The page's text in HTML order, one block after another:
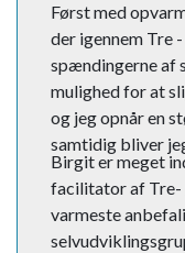
Først med
der igennem Tre
spændingerne af
mulighed for at
og jeg opnår en
samtidig bliver
Birgit er meget
facilitator af Tre-
varmeste